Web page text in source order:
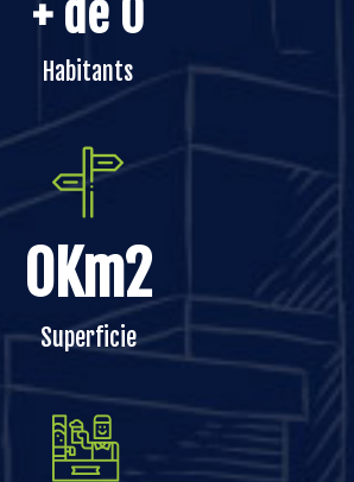
Habitants
+ de 0
Superficie
0Km2